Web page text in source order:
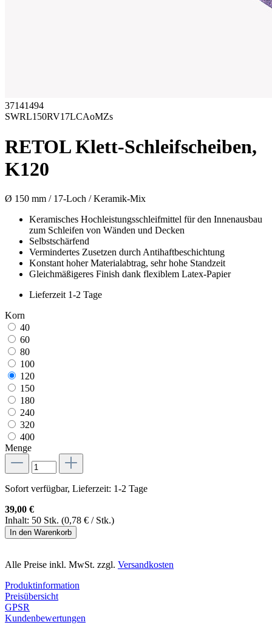
37141494
SWRL150RV17LCAoMZs
RETOL Klett-Schleifscheiben,
K120
Ø 150 mm / 17-Loch / Keramik-Mix
Keramisches Hochleistungsschleifmittel für den Innenausbau
zum Schleifen von Wänden und Decken
Selbstschärfend
Vermindertes Zusetzen durch Antihaftbeschichtung
Konstant hoher Materialabtrag, sehr hohe Standzeit
Gleichmäßigeres Finish dank flexiblem Latex-Papier
Lieferzeit 1-2 Tage
Korn
40
60
80
100
120
150
180
240
320
400
Menge
Sofort verfügbar, Lieferzeit: 1-2 Tage
39,00 €
Inhalt: 50 Stk. (0,78 € / Stk.)
In den Warenkorb
Alle Preise inkl. MwSt. zzgl. Versandkosten
Produktinformation
Preisübersicht
GPSR
Kundenbewertungen